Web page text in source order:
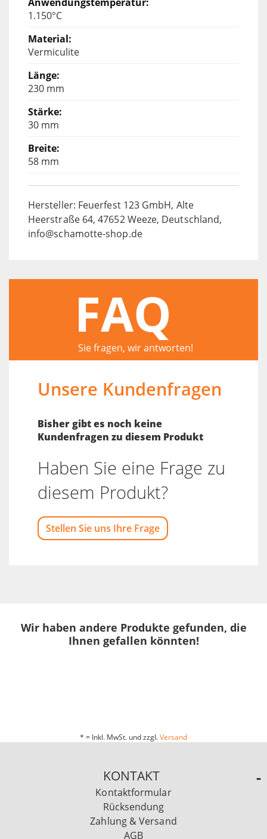
1.150°C
Vermiculite
230 mm
30 mm
58 mm
Hersteller: Feuerfest 123 GmbH, Alte
Heerstraße 64, 47652 Weeze, Deutschland,
info@schamotte-shop.de
FAQ
Sie fragen, wir antworten!
Unsere Kundenfragen
Bisher gibt es noch keine
Kundenfragen zu diesem Produkt
Haben Sie eine Frage zu
diesem Produkt?
Stellen Sie uns Ihre Frage
Wir haben andere Produkte gefunden, die
Ihnen gefallen könnten!
* = Inkl. MwSt. und zzgl.Versand
KONTAKT
Kontaktformular
Rücksendung
Zahlung & Versand
AGB